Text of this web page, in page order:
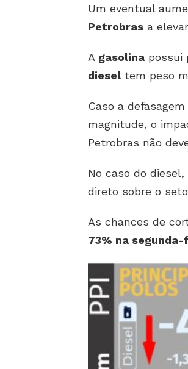
Um eventual
Petrobras a
A gasolina possui
diesel tem peso
Caso a
magnitude, o
Petrobras não
No caso do
direto sobre o
As chances de
73% na